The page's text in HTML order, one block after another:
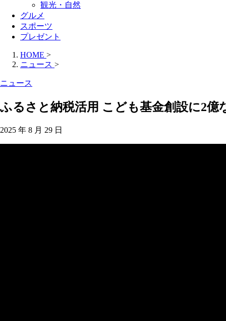
観光・自然
グルメ
スポーツ
プレゼント
HOME >
ニュース >
ニュース
ふるさと納税活用 こども基金創設に2
2025 年 8 月 29 日